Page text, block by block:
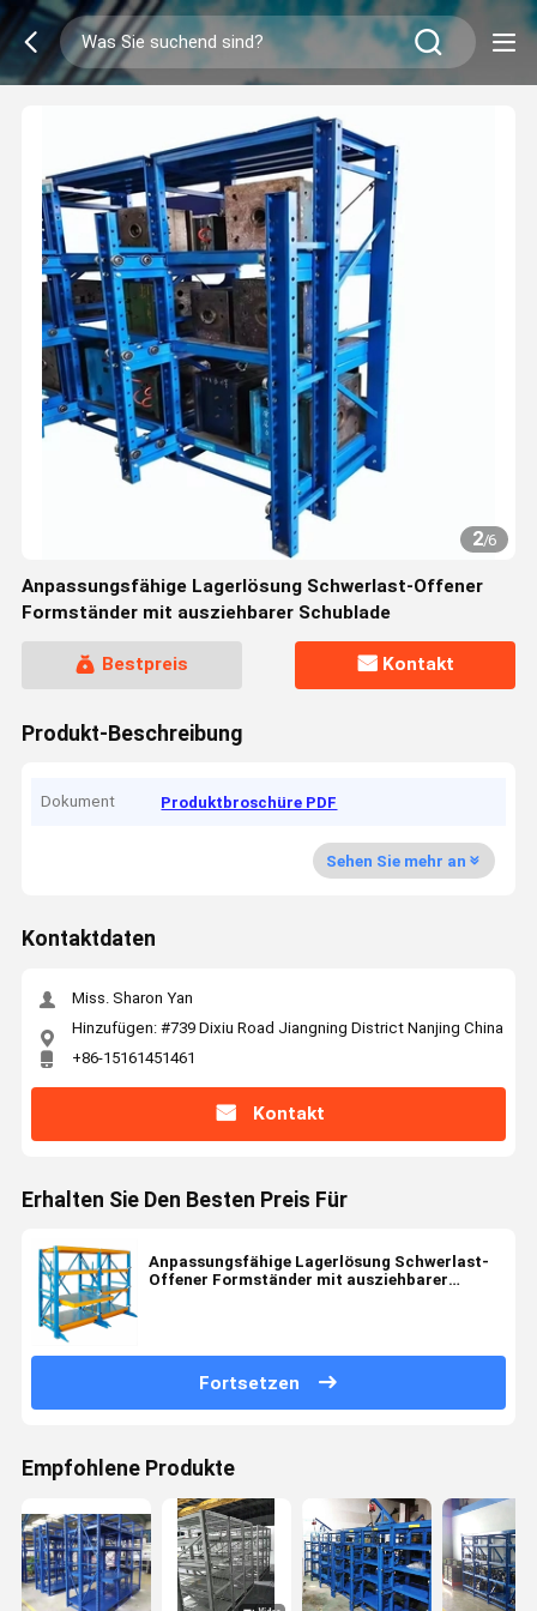
2/6
Anpassungsfähige Lagerlösung Schwerlast-Offener
Formständer mit ausziehbarer Schublade
Bestpreis Kontakt
Produkt-Beschreibung
Dokument Produktbroschüre PDF
Sehen Sie mehr an
Kontaktdaten
Miss. Sharon Yan
Hinzufügen: #739 Dixiu Road Jiangning District Nanjing China
+86-15161451461
Kontakt
Erhalten Sie Den Besten Preis Für
Anpassungsfähige Lagerlösung Schwerlast-
Offener Formständer mit ausziehbarer
Fortsetzen
Empfohlene Produkte